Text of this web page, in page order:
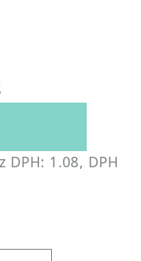
DPH: 1.08, DPH